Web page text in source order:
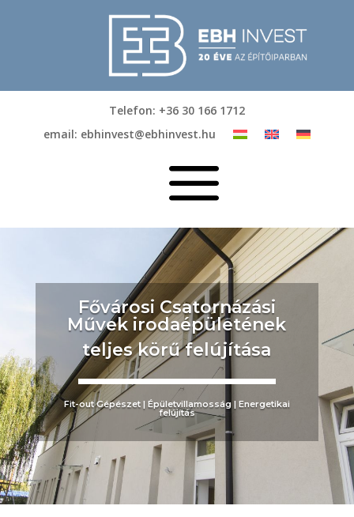
Telefon: +36 30 166 1712
email: ebhinvest@ebhinvest.hu
a
Fővárosi Csatornázási
Művek irodaépületének
teljes körű felújítása
Fit-out Gépészet | Épületvillamosság | Energetikai
felújítás